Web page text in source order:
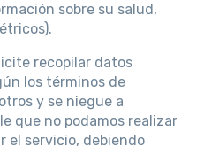
sobre su salud,
recopilar datos
los términos de
y se niegue a
que no podamos realizar
el servicio, debiendo